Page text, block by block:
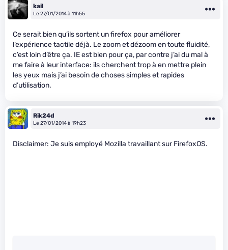
kail
Le 27/01/2014 à 11h55
Ce serait bien qu’ils sortent un firefox pour améliorer
l’expérience tactile déjà. Le zoom et dézoom en toute fluidité,
c’est loin d’être ça. IE est bien pour ça, par contre j’ai du mal à
me faire à leur interface: ils cherchent trop à en mettre plein
les yeux mais j’ai besoin de choses simples et rapides
d’utilisation.
Rik24d
Le 27/01/2014 à 19h23
Disclaimer: Je suis employé Mozilla travaillant sur FirefoxOS.